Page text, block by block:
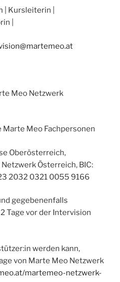
Kursleiterin |
|
Meo Netzwerk
Meo Fachpersonen
Oberösterreich,
Österreich, BIC:
2032 0321 0055 9166
gegebenenfalls
Tage vor der Intervision
werden kann,
von Marte Meo Netzwerk
martemeo-netzwerk-